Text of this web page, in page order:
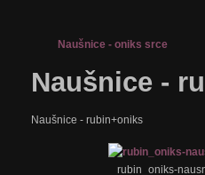
Naušnice - oniks srce
Naušnice -
Naušnice - rubin+oniks
rubin_oniks-